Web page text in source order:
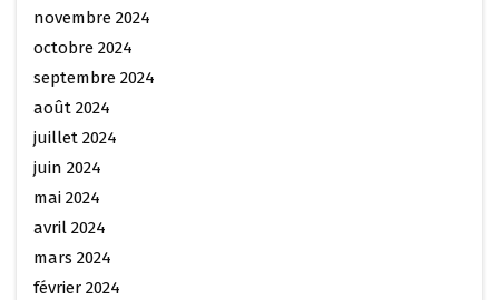
novembre 2024
octobre 2024
septembre 2024
août 2024
juillet 2024
juin 2024
mai 2024
avril 2024
mars 2024
février 2024